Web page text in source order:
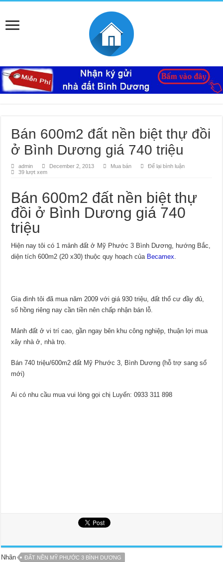
Bán 600m2 đất nền biệt thự đồi
ở Bình Dương giá 740 triệu
admin December 2, 2013 Mua bán
Để lại bình luận
39 lượt xem
Bán 600m2 đất nền biệt thự
đồi ở Bình Dương giá 740
triệu
Hiện nay tôi có 1 mảnh đất ở Mỹ Phước 3 Bình Dương, hướng Bắc,
diện tích 600m2 (20 x30) thuộc quy hoạch của Becamex.
Gia đình tôi đã mua năm 2009 với giá 930 triệu, đất thổ cư đầy đủ,
sổ hồng riêng nay cần tiền nên chấp nhận bán lỗ.
Mảnh đất ở vi trí cao, gần ngay bên khu công nghiệp, thuận lợi mua
xây nhà ở, nhà trọ.
Bán 740 triệu/600m2 đất Mỹ Phước 3, Bình Dương (hỗ trợ sang sổ
mới)
Ai có nhu cầu mua vui lòng gọi chị Luyến: 0933 311 898
Nhãn ĐẤT NỀN MỸ PHƯỚC 3 BÌNH DƯƠNG